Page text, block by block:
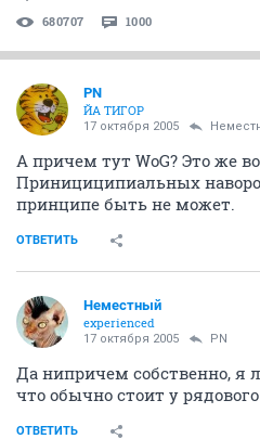
680707 1000
PN
ЙА ТИГОР
17 октября 2005
А причем тут WoG? Это же
Принициципиальных
принципе быть не может.
ОТВЕТИТЬ
Неместный
experienced
17 октября 2005 PN
Да нипричем собственно,
что обычно стоит у
ОТВЕТИТЬ